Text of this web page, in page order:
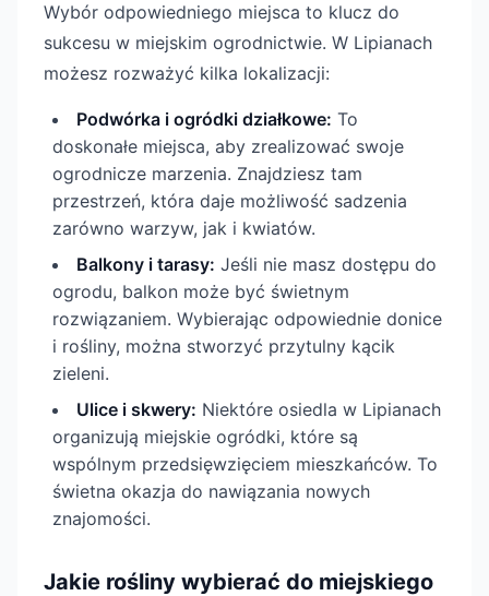
Wybór odpowiedniego miejsca to klucz do
sukcesu w miejskim ogrodnictwie. W Lipianach
możesz rozważyć kilka lokalizacji:
Podwórka i ogródki działkowe: To
doskonałe miejsca, aby zrealizować swoje
ogrodnicze marzenia. Znajdziesz tam
przestrzeń, która daje możliwość sadzenia
zarówno warzyw, jak i kwiatów.
Balkony i tarasy: Jeśli nie masz dostępu do
ogrodu, balkon może być świetnym
rozwiązaniem. Wybierając odpowiednie donice
i rośliny, można stworzyć przytulny kącik
zieleni.
Ulice i skwery: Niektóre osiedla w Lipianach
organizują miejskie ogródki, które są
wspólnym przedsięwzięciem mieszkańców. To
świetna okazja do nawiązania nowych
znajomości.
Jakie rośliny wybierać do miejskiego